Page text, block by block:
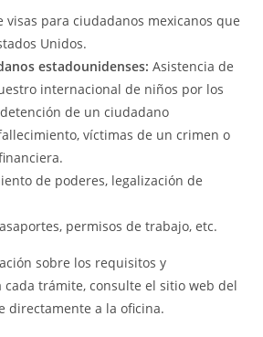
visas para ciudadanos mexicanos que
Unidos.
estadounidenses: Asistencia de
internacional de niños por los
de un ciudadano
víctimas de un crimen o
de poderes, legalización de
permisos de trabajo, etc.
sobre los requisitos y
trámite, consulte el sitio web del
directamente a la oficina.